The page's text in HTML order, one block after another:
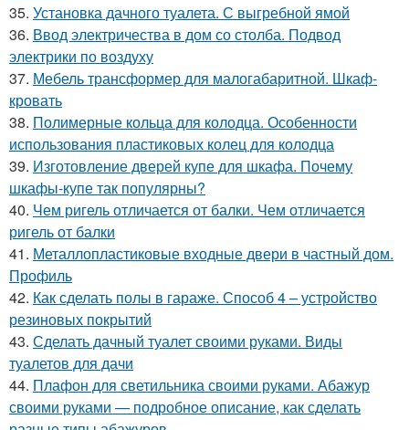
35. Установка дачного туалета. С выгребной ямой
36. Ввод электричества в дом со столба. Подвод
электрики по воздуху
37. Мебель трансформер для малогабаритной. Шкаф-
кровать
38. Полимерные кольца для колодца. Особенности
использования пластиковых колец для колодца
39. Изготовление дверей купе для шкафа. Почему
шкафы-купе так популярны?
40. Чем ригель отличается от балки. Чем отличается
ригель от балки
41. Металлопластиковые входные двери в частный дом.
Профиль
42. Как сделать полы в гараже. Способ 4 – устройство
резиновых покрытий
43. Сделать дачный туалет своими руками. Виды
туалетов для дачи
44. Плафон для светильника своими руками. Абажур
своими руками — подробное описание, как сделать